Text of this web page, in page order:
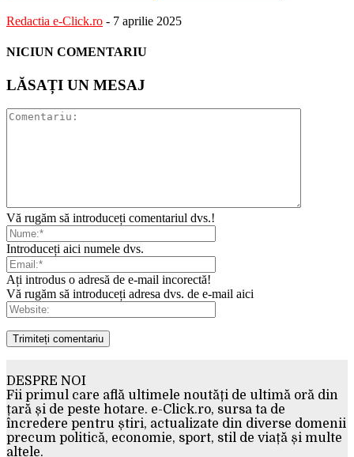
Redactia e-Click.ro - 7 aprilie 2025
NICIUN COMENTARIU
LĂSAȚI UN MESAJ
Vă rugăm să introduceți comentariul dvs.!
Introduceți aici numele dvs.
Ați introdus o adresă de e-mail incorectă!
Vă rugăm să introduceți adresa dvs. de e-mail aici
DESPRE NOI
Fii primul care află ultimele noutăți de ultimă oră din
țară și de peste hotare. e-Click.ro, sursa ta de
încredere pentru știri, actualizate din diverse domenii
precum politică, economie, sport, stil de viață și multe
altele.